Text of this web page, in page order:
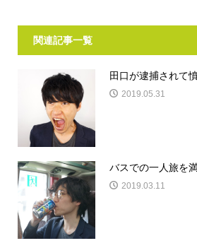
関連記事一覧
田口が逮捕されて
2019.05.31
バスでの一人旅を
2019.03.11